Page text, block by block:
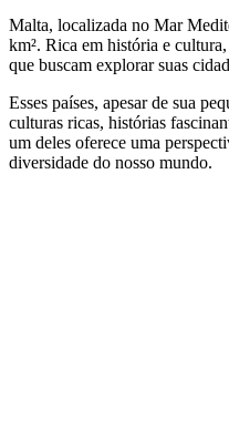
Malta, localizada no Mar
km². Rica em história e
que buscam explorar suas
Esses países, apesar de sua
culturas ricas, histórias
um deles oferece uma
diversidade do nosso mundo.